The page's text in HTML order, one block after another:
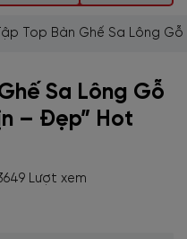
Tập Top Bàn Ghế Sa Lông
Sa Lông Gỗ
– Đẹp” Hot
Lượt xem